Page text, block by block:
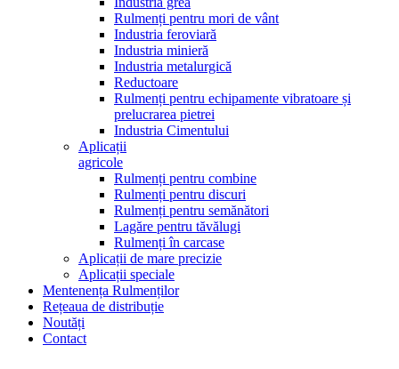
Rulmenți pentru mori de vânt
Industria feroviară
Industria minieră
Industria metalurgică
Reductoare
Rulmenți pentru echipamente vibratoare și
prelucrarea pietrei
Industria Cimentului
Aplicații
agricole
Rulmenți pentru combine
Rulmenți pentru discuri
Rulmenți pentru semănători
Lagăre pentru tăvălugi
Rulmenți în carcase
Aplicații de mare precizie
Aplicații speciale
Mentenența Rulmenților
Rețeaua de distribuție
Noutăți
Contact